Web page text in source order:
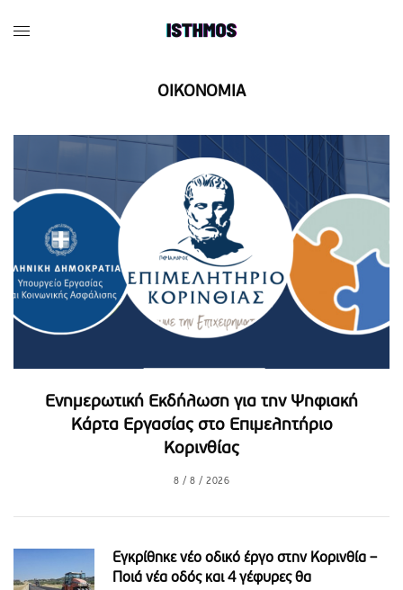
OIKONOMIA
Ενημερωτική Εκδήλωση για την Ψηφιακή
Κάρτα Εργασίας στο Επιμελητήριο
Κορινθίας
8 / 8 / 2026
Εγκρίθηκε νέο οδικό έργο στην Κορινθία –
Ποιά νέα οδός και 4 γέφυρες θα